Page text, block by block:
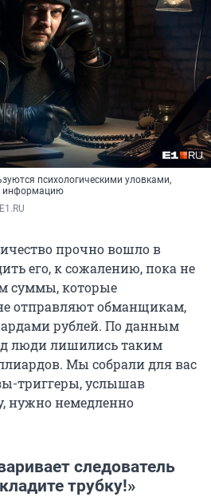
психологическими уловками,
информацию
прочно вошло в
его, к сожалению, пока не
суммы, которые
отправляют обманщикам,
рублей. По данным
люди лишились таким
Мы собрали для вас
триггеры, услышав
нужно немедленно
следователь
трубку!»